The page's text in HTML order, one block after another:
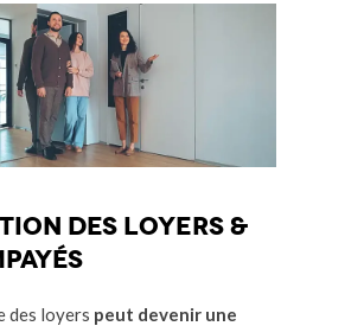
des loyers &
des loyers peut devenir une